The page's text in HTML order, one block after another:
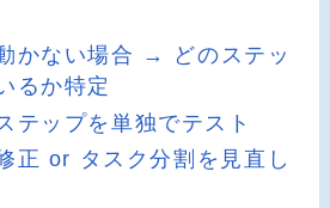
かない場合 → どのステッ
るか特定
テップを単独でテスト
正 or タスク分割を見直し